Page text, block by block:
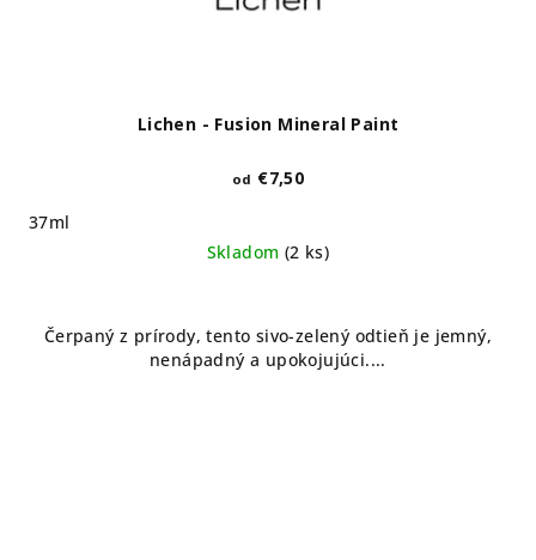
Lichen - Fusion Mineral Paint
od €7,50
37ml
Skladom (2 ks)
Čerpaný z prírody, tento sivo-zelený odtieň je jemný,
nenápadný a upokojujúci....